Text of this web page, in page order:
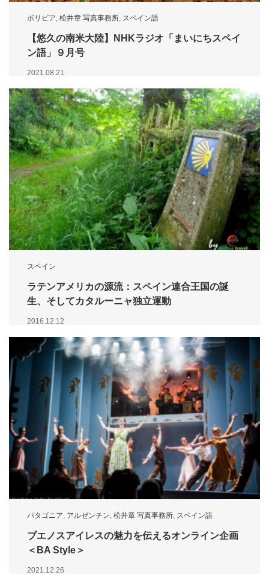
ボリビア 松井章 写真事務所 スペイン語
【悠久の南米大陸】NHKラジオ「まいにちスペイ
ン語」９月号
2021.08.21
スペイン
ラテンアメリカの源流：スペイン連合王国の誕
生、そしてカタルーニャ独立運動
2016.12.12
パタゴニア, アルゼンチン, 松井章 写真事務所, スペイン語
ブエノスアイレスの魅力を伝えるオンライン企画
＜BA Style＞
2021.12.26